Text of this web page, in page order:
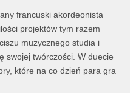
francuski akordeonista
projektów tym razem
muzycznego studia i
swojej twórczości. W duecie
które na co dzień para gra